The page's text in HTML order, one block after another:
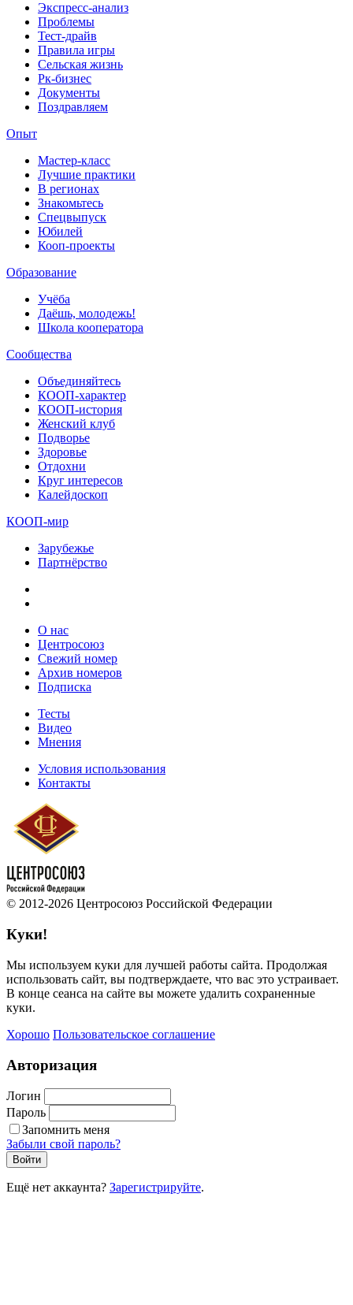
Экспресс-анализ
Проблемы
Тест-драйв
Правила игры
Сельская жизнь
Рк-бизнес
Документы
Поздравляем
Опыт
Мастер-класс
Лучшие практики
В регионах
Знакомьтесь
Спецвыпуск
Юбилей
Кооп-проекты
Образование
Учёба
Даёшь, молодежь!
Школа кооператора
Сообщества
Объединяйтесь
КООП-характер
КООП-история
Женский клуб
Подворье
Здоровье
Отдохни
Круг интересов
Калейдоскоп
КООП-мир
Зарубежье
Партнёрство
О нас
Центросоюз
Свежий номер
Архив номеров
Подписка
Тесты
Видео
Мнения
Условия использования
Контакты
© 2012-2026 Центросоюз Российской Федерации
Куки!
Мы используем куки для лучшей работы сайта. Продолжая
использовать сайт, вы подтверждаете, что вас это устраивает.
В конце сеанса на сайте вы можете удалить сохраненные
куки.
Хорошо Пользовательское соглашение
Авторизация
Логин
Пароль
Запомнить меня
Забыли свой пароль?
Войти
Ещё нет аккаунта? Зарегистрируйте.